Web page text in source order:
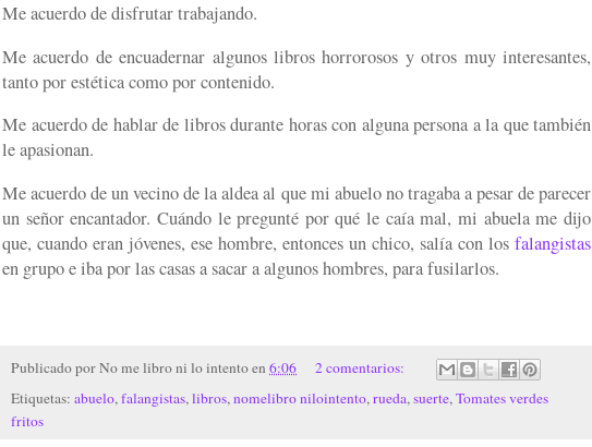
Me acuerdo de disfrutar trabajando.
Me acuerdo de encuadernar algunos libros horrorosos y otros muy interesantes,
tanto por estética como por contenido.
Me acuerdo de hablar de libros durante horas con alguna persona a la que también
le apasionan.
Me acuerdo de un vecino de la aldea al que mi abuelo no tragaba a pesar de parecer
un señor encantador. Cuándo le pregunté por qué le caía mal, mi abuela me dijo
que, cuando eran jóvenes, ese hombre, entonces un chico, salía con los falangistas
en grupo e iba por las casas a sacar a algunos hombres, para fusilarlos.
Publicado porNo me libro ni lo intentoen 6:06
2 comentarios:
Etiquetas: abuelo,falangistas,libros,nomelibro nilointento,rueda,suerte,Tomates verdes
fritos